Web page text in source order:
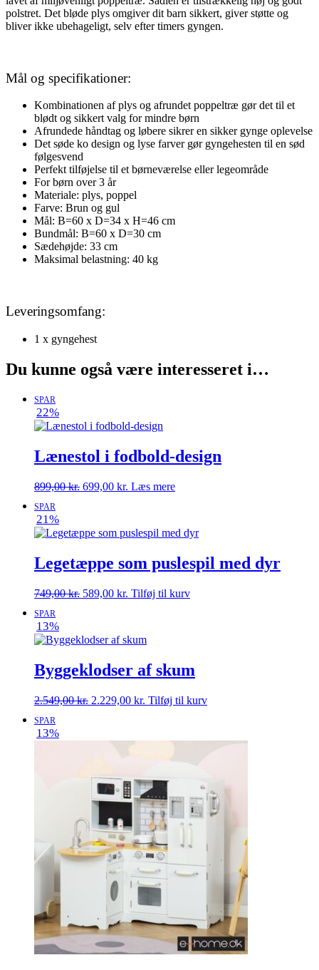
polstret. Det bløde plys omgiver dit barn sikkert, giver støtte og
bliver ikke ubehageligt, selv efter timers gyngen.
Mål og specifikationer:
Kombinationen af ​​plys og afrundet poppeltræ gør det til et
blødt og sikkert valg for mindre børn
Afrundede håndtag og løbere sikrer en sikker gynge oplevelse
Det søde ko design og lyse farver gør gyngehesten til en sød
følgesvend
Perfekt tilføjelse til et børneværelse eller legeområde
For børn over 3 år
Materiale: plys, poppel
Farve: Brun og gul
Mål: B=60 x D=34 x H=46 cm
Bundmål: B=60 x D=30 cm
Sædehøjde: 33 cm
Maksimal belastning: 40 kg
Leveringsomfang:
1 x gyngehest
Du kunne også være interesseret i…
SPAR
22%
Lænestol i fodbold-design
899,00kr. Den
899,00 kr..
699,00 kr. Den
699,00 kr..
Læs mere
SPAR
21%
Legetæppe som puslespil med dyr
749,00kr. Den
749,00 kr..
589,00 kr. Den
589,00 kr..
Tilføj til kurv
SPAR
13%
Byggeklodser af skum
2.549,00kr. Den
var:
2.229,00 kr. Den
er:
Tilføj til kurv
SPAR
13%